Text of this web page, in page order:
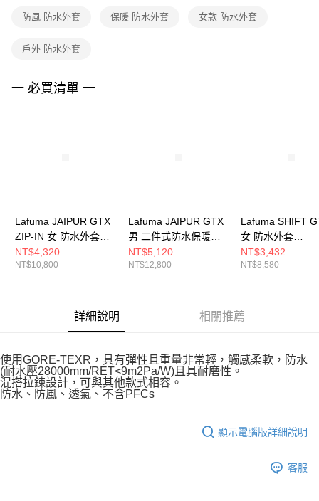
權轉讓予恩沛科技股份有限公司。
３．未成年的使用者請事先徵得法定代理人或監護人之同意方可使用
４．使用「AFTEE先享後付」時，將依據個別帳號之用戶狀況，依本公司即
防風 防水外套 保暖 防水外套 女款 防水外套
戶外 防水外套
一 必買清單 一
Lafuma JAIPUR GTX
ZIP-IN 女 防水外套
LFV118219288
NT$4,320
NT$10,800
Lafuma JAIPUR GTX
男 二件式防水保暖刷
毛外套
LFV123350247
NT$5,120
NT$12,800
Lafuma SHIFT
女 防水外套
LFV115464063
NT$3,432
NT$8,580
詳細說明 相關推薦
使用GORE-TEXR，具有彈性且重量非常輕，觸感柔軟，防水
(耐水壓28000mm/RET<9m2Pa/W)且具耐磨性。
混搭拉鍊設計，可與其他款式相容。
防水、防風、透氣、不含PFCs
顯示電腦版詳細說明
客服